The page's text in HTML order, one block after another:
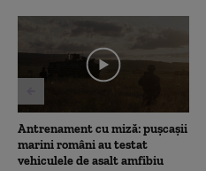
3
seconds
Antrenament cu miză: pușcașii
marini români au testat
vehiculele de asalt amfibiu